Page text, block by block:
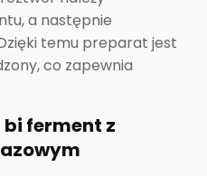
a następnie
temu preparat jest
co zapewnia
ferment z